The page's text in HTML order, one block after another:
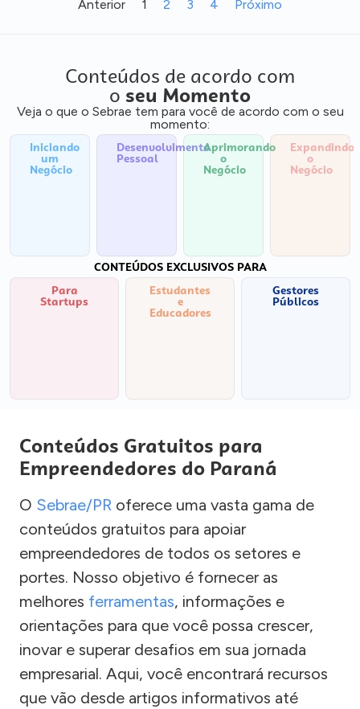
Anterior 1 2 3 4 Próximo
Conteúdos de acordo com
o seu Momento
Veja o que o Sebrae tem para você de acordo com o seu
momento:
Iniciando
um
Negócio
Desenvolvimento
Pessoal
Aprimorando
o
Negócio
Expandindo
o
Negócio
CONTEÚDOS EXCLUSIVOS PARA
Para
Startups
Estudantes
e
Educadores
Gestores
Públicos
Conteúdos Gratuitos para
Empreendedores do Paraná
O Sebrae/PR oferece uma vasta gama de
conteúdos gratuitos para apoiar
empreendedores de todos os setores e
portes. Nosso objetivo é fornecer as
melhores ferramentas, informações e
orientações para que você possa crescer,
inovar e superar desafios em sua jornada
empresarial. Aqui, você encontrará recursos
que vão desde artigos informativos até